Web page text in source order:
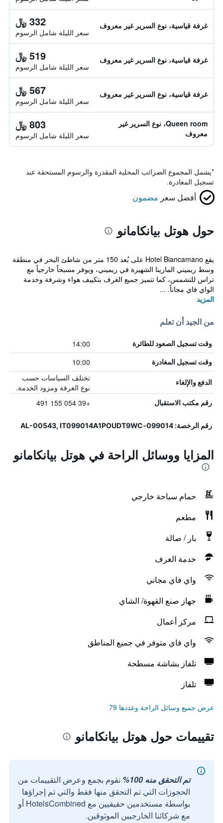
غرفة قياسية، نوع السرير غير معروف 332 ﷼
سعر الليلة شامل الرسوم
غرفة قياسية، نوع السرير غير معروف 519 ﷼
سعر الليلة شامل الرسوم
غرفة قياسية، نوع السرير غير معروف 567 ﷼
سعر الليلة شامل الرسوم
Queen room، نوع السرير غير
معروف
803 ﷼
سعر الليلة شامل الرسوم
*يشمل المجموع الضرائب المحلية المقدرة والرسوم المستحقة عند
تسجيل المغادرة.
أفضل سعر مضمون
حول هوتل بيانكامانو
يقع Hotel Biancamano على بُعد 150 متر من شاطئ البحر في منطقة
وسط ريميني المارينا الشهيرة في ريميني، ويوفر مسبحاً خارجياً مع
تراس للتشمس، كما تتميز جميع الغرف بتكييف هواء وشرفة وخدمة
الواي فاي مجاناً. ...
المزيد
من الجيد أن تعلم
وقت تسجيل الصعود للطائرة 14:00
وقت تسجيل المغادرة 10:00
الدفع والإلغاء
تختلف السياسات حسب
نوع الغرفة ومزود الخدمة.
رقم مكتب الاستقبال +39 054 155 491
رقم الرخصة: 099014-AL-00543, IT099014A1POUDT9WC
المزايا ووسائل الراحة في هوتل بيانكامانو
حمام سباحة خارجي
مطعم
بار / صالة
خدمة الغرف
واي فاي مجاني
جهاز صنع القهوة/ الشاي
مركز أعمال
واي فاي متوفر في جميع المناطق
تلفاز بشاشة مسطحة
تلفاز
عرض جميع وسائل الراحة وعددها 79
تقييمات حول هوتل بيانكامانو
تم التحقق منه 100%
نقوم بجمع وعرض التقييمات من
الحجوزات التي تم التحقق منها فقط والتي تم إجراؤها
بواسطة مستخدمين حقيقيين مع HotelsCombined أو
مع شركائنا الخارجيين الموثوقين.